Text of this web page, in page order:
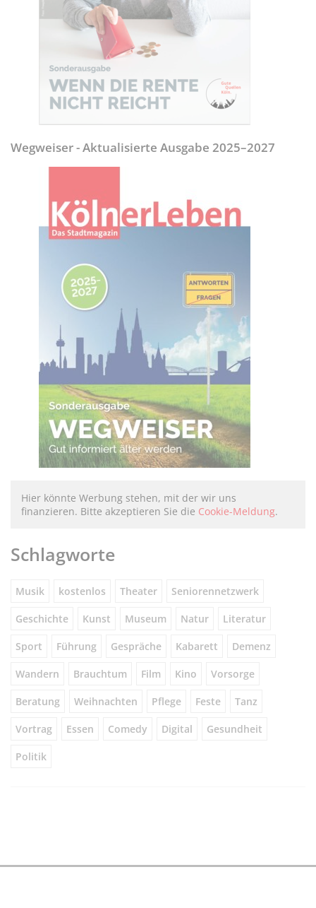
Wegweiser - Aktualisierte Ausgabe 2025–2027
Hier könnte Werbung stehen, mit der wir uns
finanzieren. Bitte akzeptieren Sie die Cookie-Meldung.
Schlagworte
Musik kostenlos Theater Seniorennetzwerk
Geschichte Kunst Museum Natur Literatur
Sport Führung Gespräche Kabarett Demenz
Wandern Brauchtum Film Kino Vorsorge
Beratung Weihnachten Pflege Feste Tanz
Vortrag Essen Comedy Digital Gesundheit
Politik